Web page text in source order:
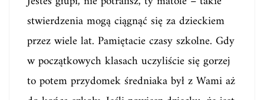
stwierdzenia mogą ciągnąć się za dzieckiem
przez wiele lat. Pamiętacie czasy szkolne. Gdy
w początkowych klasach uczyliście się gorzej
to potem przydomek średniaka był z Wami aż